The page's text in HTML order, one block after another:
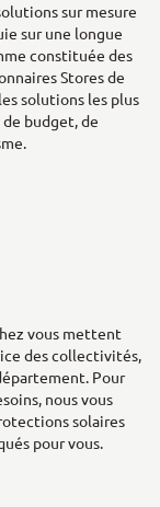
sur mesure
sur une longue
constituée des
Stores de
solutions les plus
budget, de
vous mettent
des collectivités,
Pour
nous vous
solaires
pour vous.